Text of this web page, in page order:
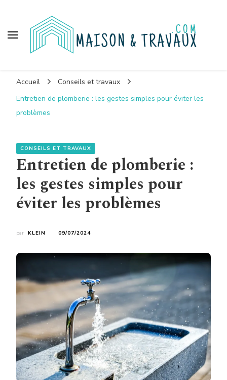
Accueil
Conseils et travaux
Entretien de plomberie : les gestes simples pour éviter les
problèmes
CONSEILS ET TRAVAUX
Entretien de plomberie :
les gestes simples pour
éviter les problèmes
par KLEIN 09/07/2024